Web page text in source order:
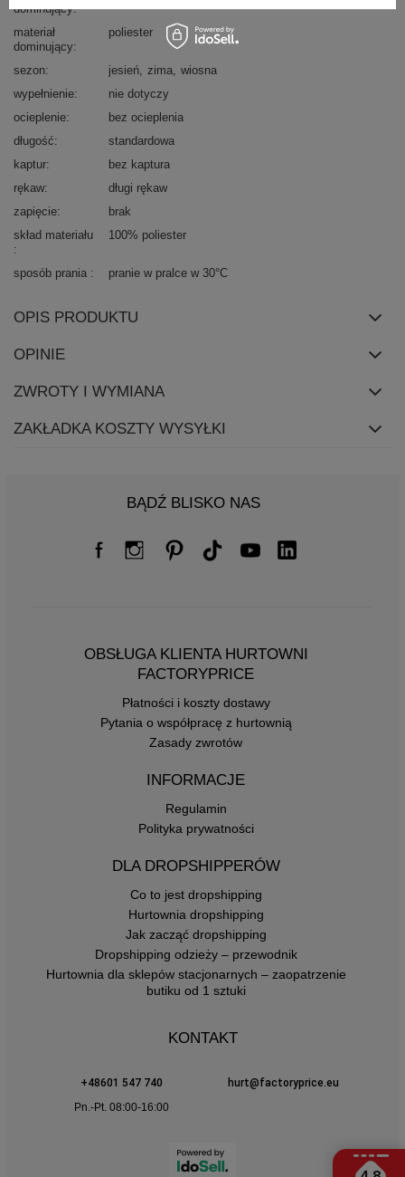
dominujący
materiał
dominujący
poliester
sezon jesień zima wiosna
wypełnienie
nie dotyczy
ocieplenie
bez ocieplenia
długość
standardowa
kaptur
bez kaptura
rękaw
długi rękaw
zapięcie
brak
skład materiału
100% poliester
sposób prania pranie w pralce w 30°C
OPIS PRODUKTU
OPINIE
ZWROTY I WYMIANA
ZAKŁADKA KOSZTY WYSYŁKI
BĄDŹ BLISKO NAS
OBSŁUGA KLIENTA HURTOWNI
FACTORYPRICE
Płatności i koszty dostawy
Pytania o współpracę z hurtownią
Zasady zwrotów
INFORMACJE
Regulamin
Polityka prywatności
DLA DROPSHIPPERÓW
Co to jest dropshipping
Hurtownia dropshipping
Jak zacząć dropshipping
Dropshipping odzieży – przewodnik
Hurtownia dla sklepów stacjonarnych – zaopatrzenie
butiku od 1 sztuki
KONTAKT
+48601 547 740
hurt@factoryprice.eu
Pn.-Pt. 08:00-16:00